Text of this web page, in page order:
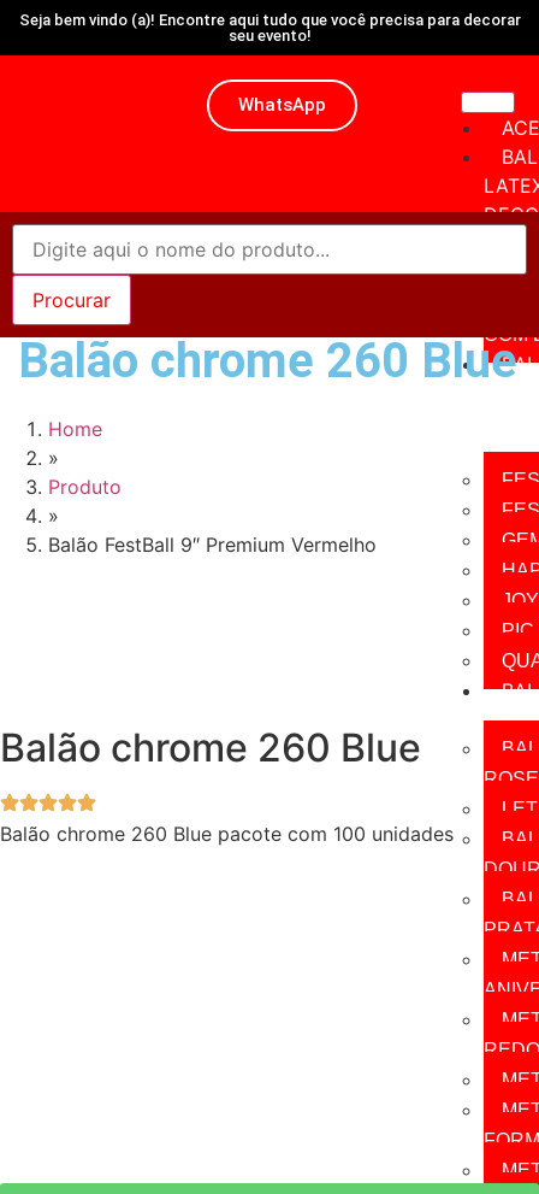
Seja bem vindo (a)! Encontre aqui tudo que você precisa para decorar
seu evento!
WhatsApp
COM
COM
JOY
PIC
Balão chrome 260 Blue
Home
»
Produto
»
Balão FestBall 9″ Premium Vermelho
Balão chrome 260 Blue
Balão chrome 260 Blue pacote com 100 unidades